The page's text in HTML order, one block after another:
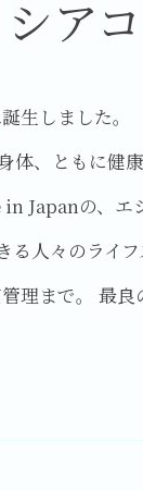
アコ
生しました。
体、ともに健
Japanの、エ
人々のライ
理まで。 最良